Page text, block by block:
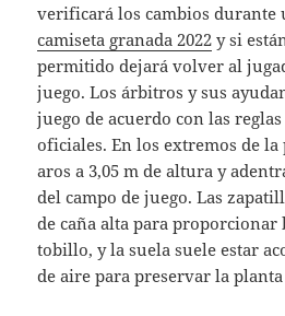
verificará los cambios
camiseta granada 2022 y si
permitido dejará volver al
juego. Los árbitros y sus
juego de acuerdo con las
oficiales. En los extremos de la
aros a 3,05 m de altura y
del campo de juego. Las
de caña alta para proporcionar
tobillo, y la suela suele estar
de aire para preservar la